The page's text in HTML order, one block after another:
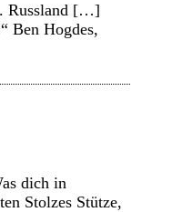
Russland […]
Ben Hogdes,
dich in
Stolzes Stütze,